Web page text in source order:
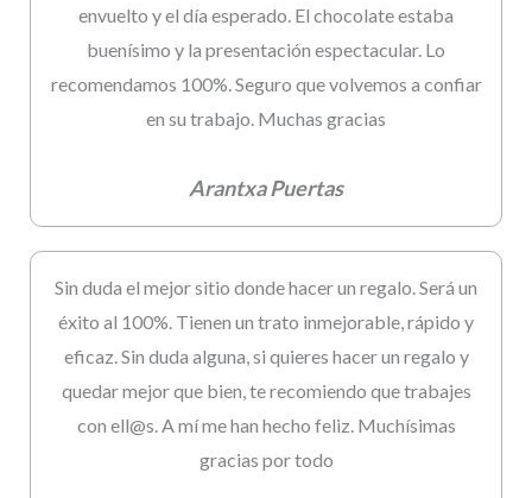
envuelto y el día esperado. El chocolate estaba
buenísimo y la presentación espectacular. Lo
recomendamos 100%. Seguro que volvemos a confiar
en su trabajo. Muchas gracias
Arantxa Puertas
Sin duda el mejor sitio donde hacer un regalo. Será un
éxito al 100%. Tienen un trato inmejorable, rápido y
eficaz. Sin duda alguna, si quieres hacer un regalo y
quedar mejor que bien, te recomiendo que trabajes
con ell@s. A mí me han hecho feliz. Muchísimas
gracias por todo